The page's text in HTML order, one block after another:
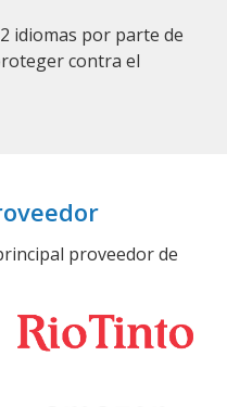
idiomas por parte de
contra el
proveedor de